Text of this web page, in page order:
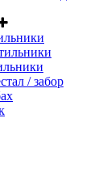
/ забор